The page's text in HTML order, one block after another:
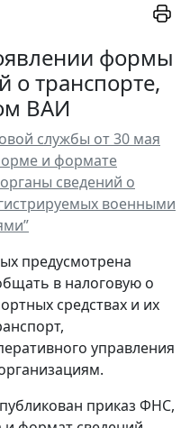
формы
о транспорте,
ВАИ
службы от 30 мая
и формате
сведений о
военными
предусмотрена
в налоговую о
средствах и их
управления
приказ ФНС,